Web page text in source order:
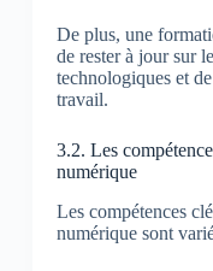
De plus, une
de rester à jour sur
technologiques et
travail.
3.2. Les
numérique
Les compétences
numérique sont